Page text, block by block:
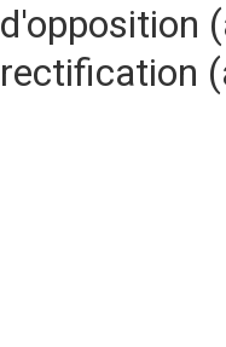
d'opposition
rectification